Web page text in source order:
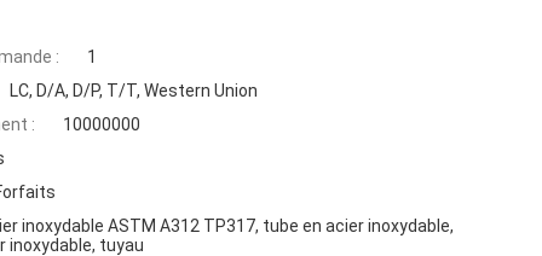
:
1
LC, D/A, D/P, T/T, Western Union
:
10000000
inoxydable ASTM A312 TP317, tube en acier inoxydable,
inoxydable, tuyau